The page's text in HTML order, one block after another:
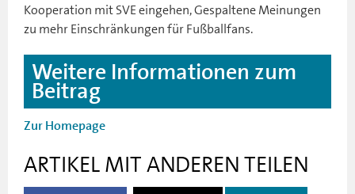
Kooperation mit SVE eingehen, Gespaltene Meinungen
zu mehr Einschränkungen für Fußballfans.
Weitere Informationen zum
Beitrag
Zur Homepage
ARTIKEL MIT ANDEREN TEILEN